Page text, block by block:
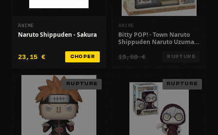
ANIME
Naruto Shippuden - Sakura
23,15 € CHOPER
ANIME
Bitty POP! - Town Naruto
Shippuden Naruto Uzumaki
19,68 € RUPTURE
RUPTURE RUPTURE